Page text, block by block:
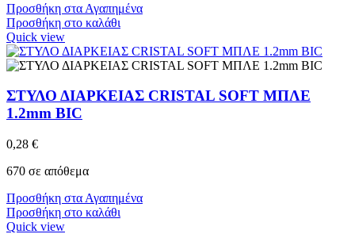
Προσθήκη στα Αγαπημένα
Προσθήκη στο καλάθι
Quick view
ΣΤΥΛΟ ΔΙΑΡΚΕΙΑΣ CRISTAL SOFT ΜΠΛΕ
1.2mm BIC
0,28 €
670 σε απόθεμα
Προσθήκη στα Αγαπημένα
Προσθήκη στο καλάθι
Quick view